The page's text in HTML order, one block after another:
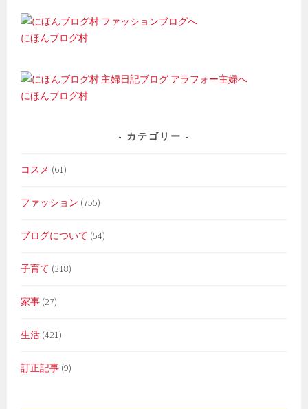
にほんブログ村
にほんブログ村
カテゴリー
コスメ (61)
ファッション (755)
ブログについて (54)
子育て (318)
家事 (27)
生活 (421)
訂正記事 (9)